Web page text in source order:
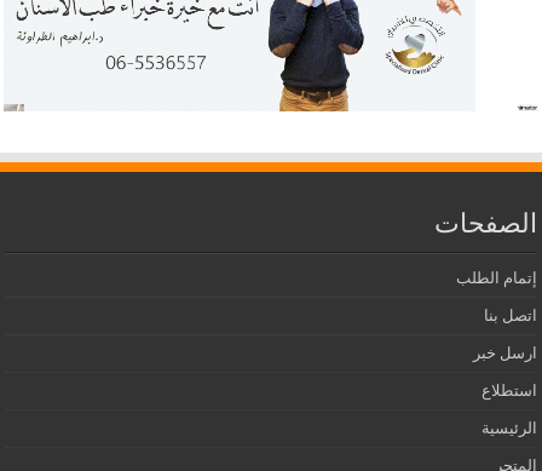
الصفحات
إتمام الطلب
اتصل بنا
ارسل خبر
استطلاع
الرئيسية
المتجر